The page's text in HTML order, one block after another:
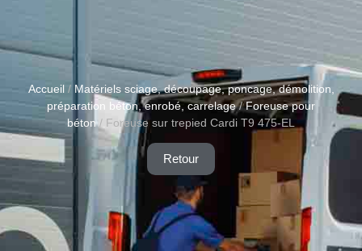
Accueil/ Matériels sciage, découpage, poncage, démolition,
préparation béton, enrobé, carrelage/Foreuse pour
béton/ Foreuse sur trepied Cardi T9 475-EL
Retour